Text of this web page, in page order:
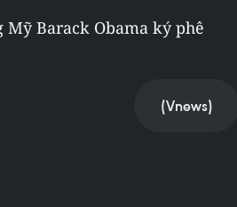
Barack Obama ký phê
(Vnews)